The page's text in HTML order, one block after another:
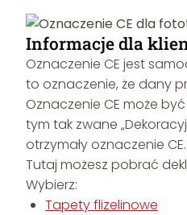
Informacje dla
Oznaczenie CE jest
to oznaczenie, że dany
Oznaczenie CE może
tym tak zwane
otrzymały oznaczenie CE.
Tutaj możesz pobrać
Wybierz:
Tapety flizelinowe